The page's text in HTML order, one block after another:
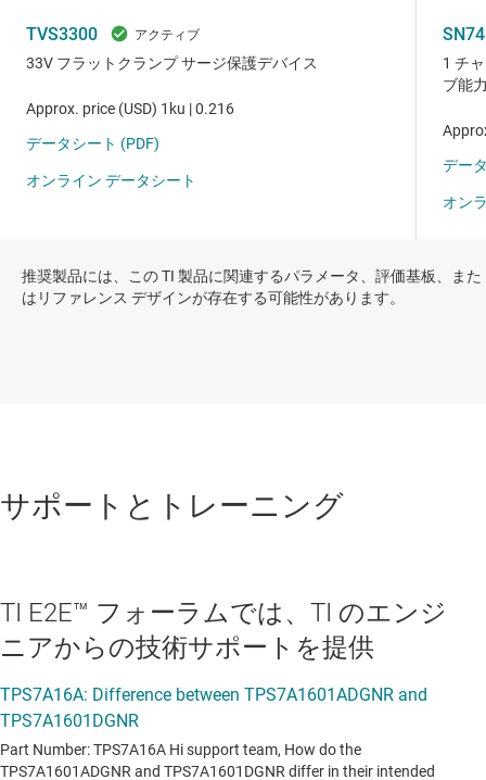
推奨製品には、この TI 製品に関連するパラメータ、評価基板、また
はリファレンス デザインが存在する可能性があります。
サポートとトレーニング
TI E2E™ フォーラムでは、TI のエンジ
ニアからの技術サポートを提供